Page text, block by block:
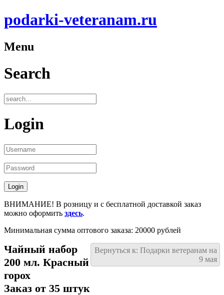
podarki-veteranam.ru
Menu
Search
Login
ВНИМАНИЕ! В розницу и с бесплатной доставкой заказ
можно оформить здесь.
Минимальная сумма оптового заказа: 20000 рублей
Вернуться к: Подарки ветеранам на
9 мая
Чайный набор
200 мл. Красный
горох
Заказ от 35 штук